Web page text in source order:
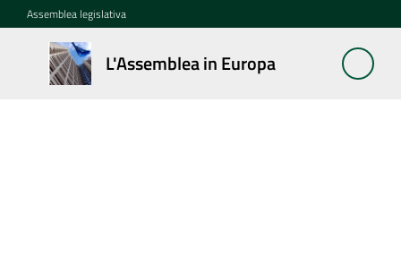
Vai al contenuto
Vai alla navigazione
Vai al footer
Assemblea legislativa
L'Assemblea in Europa
L'Assemblea
in Europa